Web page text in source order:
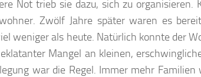
Not trieb sie dazu, sich zu
Zwölf Jahre später waren es
weniger als heute. Natürlich konnte der
Mangel an kleinen,
war die Regel. Immer mehr